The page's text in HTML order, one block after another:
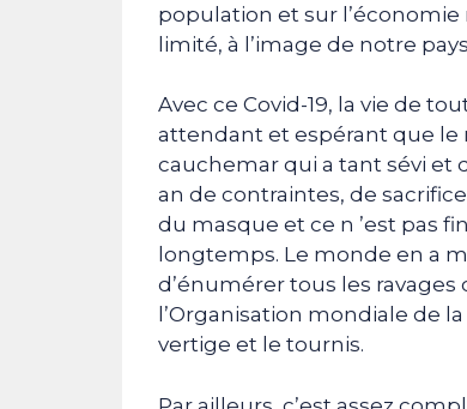
population et sur
limité, à l’image de notre
Avec ce Covid-19, la vie de
attendant et espérant que le
cauchemar qui a tant sévi et
an de contraintes, de
du masque et ce n ’est pas
longtemps. Le monde en a
d’énumérer tous les ravages
l’Organisation mondiale de
vertige et le tournis.